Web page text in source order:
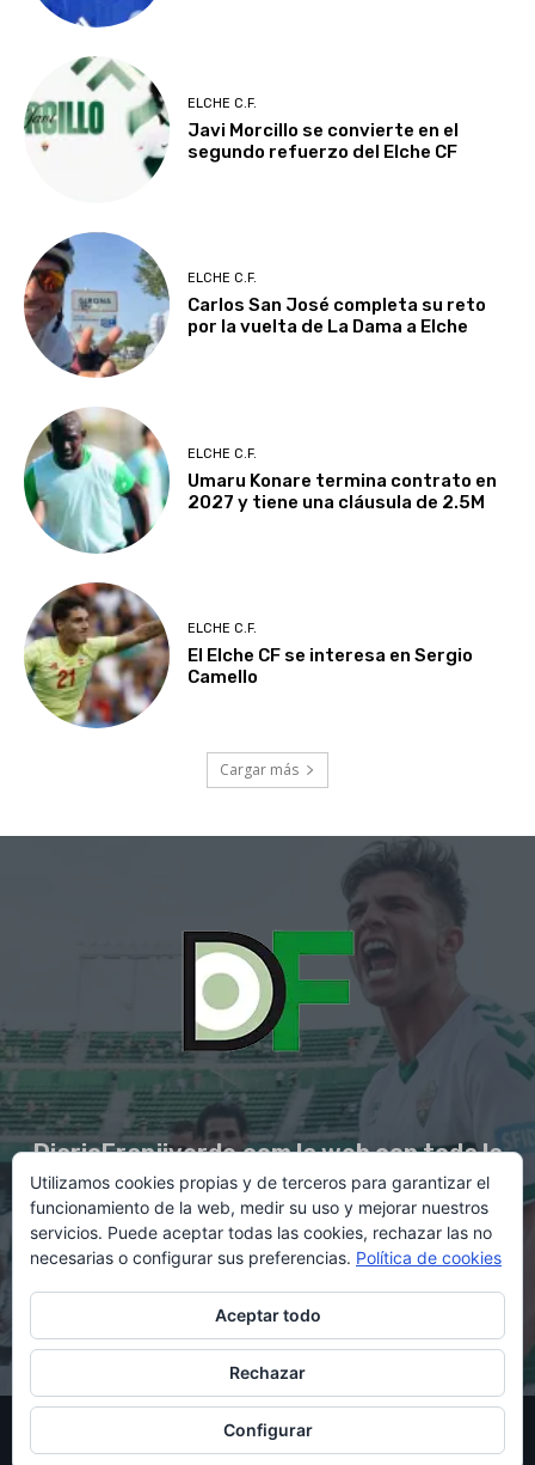
ELCHE C.F.
Javi Morcillo se convierte en el
segundo refuerzo del Elche CF
ELCHE C.F.
Carlos San José completa su reto
por la vuelta de La Dama a Elche
ELCHE C.F.
Umaru Konare termina contrato en
2027 y tiene una cláusula de 2.5M
ELCHE C.F.
El Elche CF se interesa en Sergio
Camello
Cargar más
DiarioFranjiverde.com la web con toda la
información del Elche C.F.
Contacto en:diario@franjiverde.com
© Copyright 2021 - Gestión y diseño por Rubén Maestre
Política de cookies Política de privacidad
Utilizamos cookies propias y de terceros para garantizar el
funcionamiento de la web, medir su uso y mejorar nuestros
servicios. Puede aceptar todas las cookies, rechazar las no
necesarias o configurar sus preferencias. Política de cookies
Aceptar todo
Rechazar
Configurar